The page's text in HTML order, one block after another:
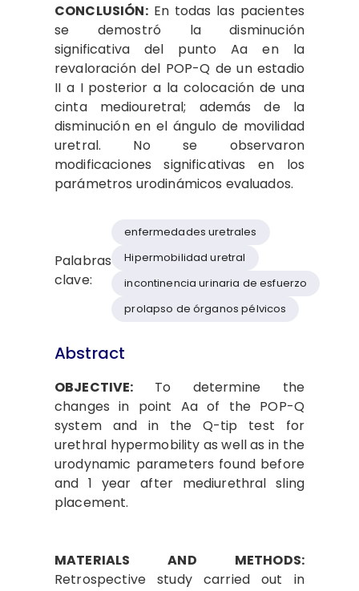
CONCLUSIÓN:En todas las pacientes
se demostró la disminución
significativa del punto Aa en la
revaloración del POP-Q de un estadio
II a I posterior a la colocación de una
cinta mediouretral; además de la
disminución en el ángulo de movilidad
uretral. No se observaron
modificaciones significativas en los
parámetros urodinámicos evaluados.
Palabras
clave:
enfermedades uretrales
Hipermobilidad uretral
incontinencia urinaria de esfuerzo
prolapso de órganos pélvicos
Abstract
OBJECTIVE: To determine the
changes in point Aa of the POP-Q
system and in the Q-tip test for
urethral hypermobility as well as in the
urodynamic parameters found before
and 1 year after mediurethral sling
placement.
MATERIALS AND METHODS:
Retrospective study carried out in